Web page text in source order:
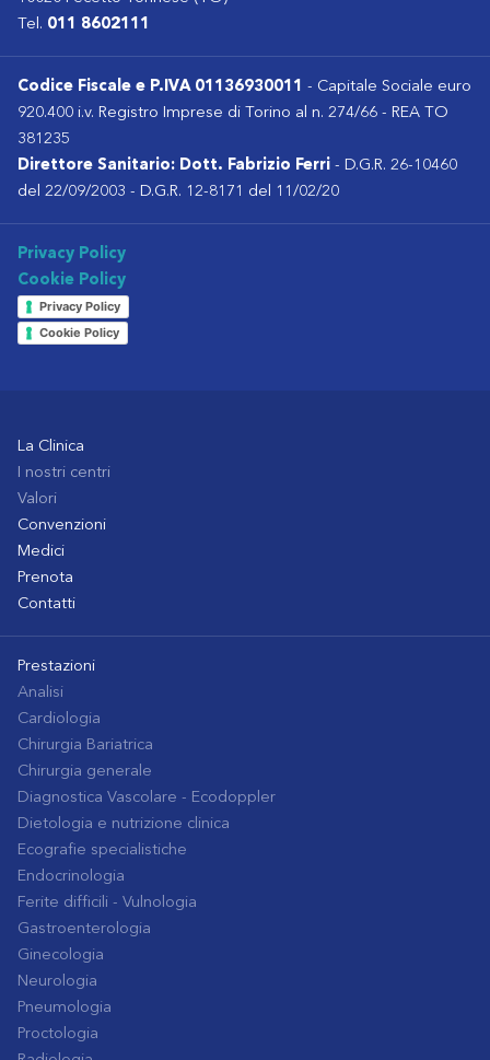
Tel. 011 8602111
Codice Fiscale e P.IVA 01136930011 - Capitale Sociale euro
920.400 i.v. Registro Imprese di Torino al n. 274/66 - REA TO
381235
Direttore Sanitario: Dott. Fabrizio Ferri - D.G.R. 26-10460
del 22/09/2003 - D.G.R. 12-8171 del 11/02/20
Privacy Policy
Cookie Policy
Privacy Policy
Cookie Policy
La Clinica
I nostri centri
Valori
Convenzioni
Medici
Prenota
Contatti
Prestazioni
Analisi
Cardiologia
Chirurgia Bariatrica
Chirurgia generale
Diagnostica Vascolare - Ecodoppler
Dietologia e nutrizione clinica
Ecografie specialistiche
Endocrinologia
Ferite difficili - Vulnologia
Gastroenterologia
Ginecologia
Neurologia
Pneumologia
Proctologia